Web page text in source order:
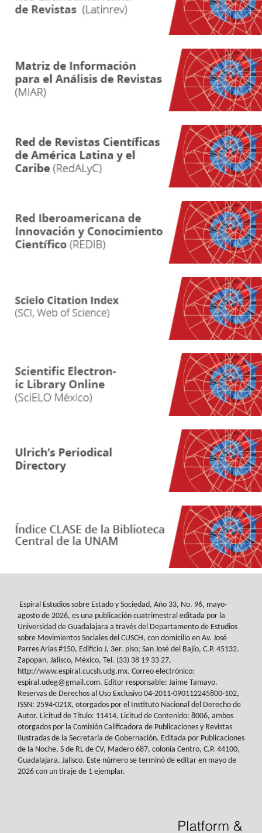
Espiral Estudios sobre Estado y Sociedad, Año 33, No. 96, mayo-
agosto de 2026, es una publicación cuatrimestral editada por la
Universidad de Guadalajara a través del Departamento de Estudios
sobre Movimientos Sociales del CUSCH , con domicilio en Av. José
Parres Arias #150, Edificio J, 3er. piso; San José del Bajío, C.P. 45132.
Zapopan, Jalisco, México, Tel. (33) 38 19 33 27,
http://www.espiral.cucsh.udg.mx. Correo electrónico:
espiral.udeg@gmail.com. Editor responsable: Jaime Tamayo.
Reservas de Derechos al Uso Exclusivo 04-2011-090112245800-102,
ISSN: 2594-021X, otorgados por el Instituto Nacional del Derecho de
Autor. Licitud de Título: 11414, Licitud de Contenido: 8006, ambos
otorgados por la Comisión Calificadora de Publicaciones y Revistas
Ilustradas de la Secretaría de Gobernación. Editada por Publicaciones
de la Noche, S de RL de CV, Madero 687, colonia Centro, C.P. 44100,
Guadalajara. Jalisco. Este número se terminó de editar en mayo de
2026 con un tiraje de 1 ejemplar.